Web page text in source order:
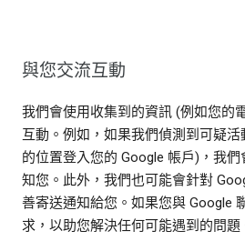
與您交流互動
我們會使用收集到的資訊 (例如您的
互動。例如，如果我們偵測到可疑
的位置登入您的 Google 帳戶)，我
知您。此外，我們也可能會針對
善寄送通知給您。如果您與 Google
求，以助您解決任何可能遇到的問題